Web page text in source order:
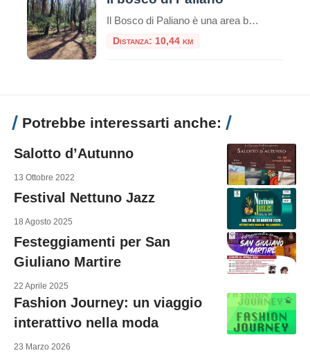
Il Bosco di Paliano è una area boschiva dedicata allo svago nella natura, nel profondo rispetto della stessa e all’insegna della eco-sostenibilità e della green economy. 30 ettari di verde, 5 km di sentieri. Uno spazio verde eco-sostenibile
Distanza: 10,44 km
Potrebbe interessarti anche:
Salotto d’Autunno
13 Ottobre 2022
Festival Nettuno Jazz
18 Agosto 2025
Festeggiamenti per San
Giuliano Martire
22 Aprile 2025
Fashion Journey: un viaggio
interattivo nella moda
23 Marzo 2026